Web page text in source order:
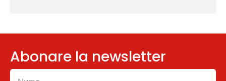
Abonare la newsletter